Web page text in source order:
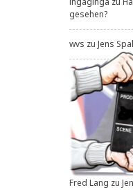
gesehen?
wvs zu Jens
Fred Lang zu